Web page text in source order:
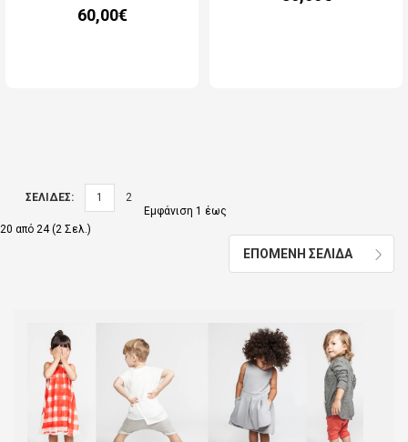
60,00€
ΣΕΛΙΔΕΣ: 1 2
ΕΠΟΜΕΝΗ ΣΕΛΙΔΑ
Εμφάνιση 1 έως
20 από 24 (2 Σελ.)